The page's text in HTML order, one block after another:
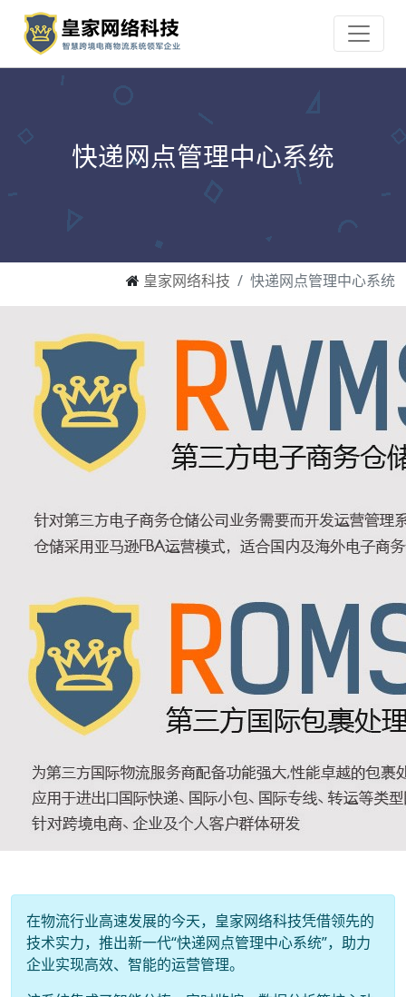
快递网点管理中心系统
皇家网络科技 快递网点管理中心系统
在物流行业高速发展的今天，皇家网络科技凭借领先的
技术实力，推出新一代“快递网点管理中心系统”，助力
企业实现高效、智能的运营管理。